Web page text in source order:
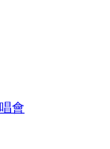
會